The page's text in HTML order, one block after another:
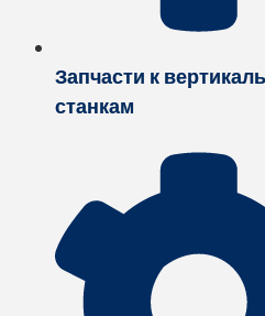
Запчасти к
станкам